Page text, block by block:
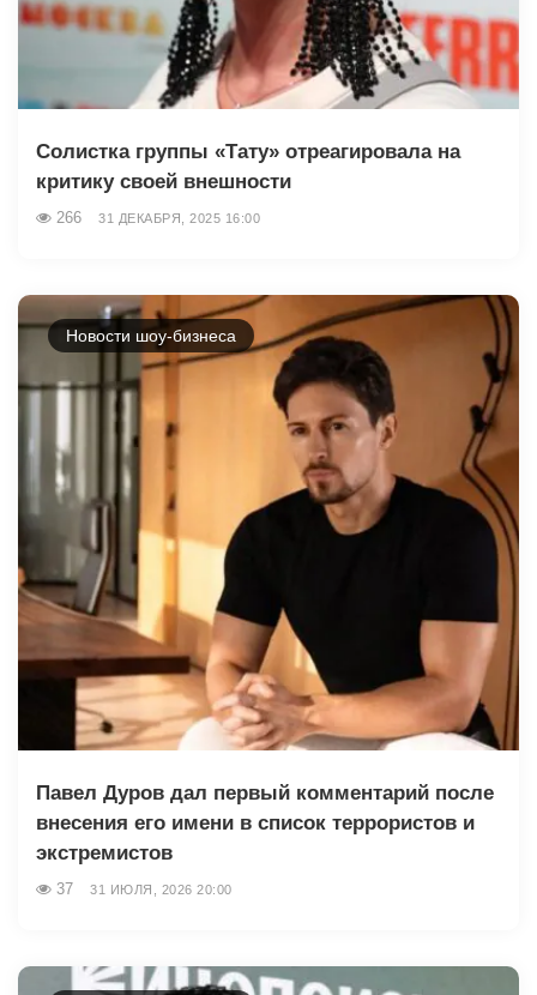
Солистка группы «Тату» отреагировала на
критику своей внешности
266 31 ДЕКАБРЯ, 2025 16:00
Новости шоу-бизнеса
Павел Дуров дал первый комментарий после
внесения его имени в список террористов и
экстремистов
37 31 ИЮЛЯ, 2026 20:00